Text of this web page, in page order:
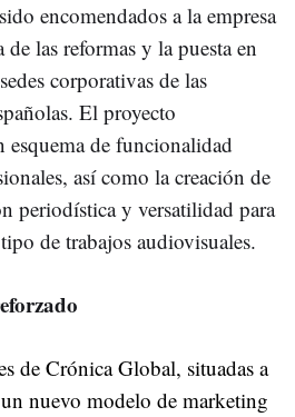
encomendados a la empresa
las reformas y la puesta en
corporativas de las
El proyecto
de funcionalidad
así como la creación de
periodística y versatilidad para
de trabajos audiovisuales.
de Crónica Global, situadas a
nuevo modelo de marketing